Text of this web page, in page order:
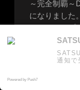
～完全制覇～
になりました。
ップしてペ
するだけです
～完全制覇～
焼き等、是非
通知で
Powered by Push7